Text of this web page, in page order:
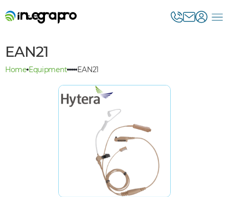
EAN21
Home Equipment EAN21